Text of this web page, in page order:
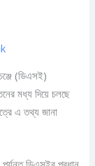
(ডিএসই)
মধ্য দিয়ে চলছে
এ তথ্য জানা